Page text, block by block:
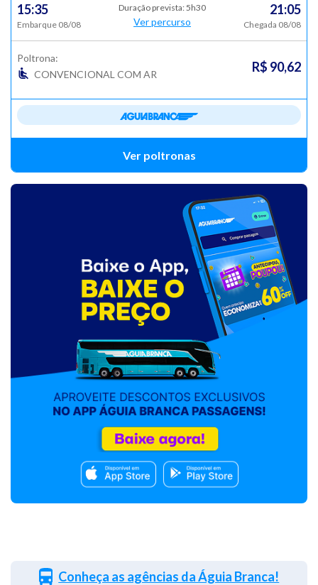
15:35
Embarque 08/08
Duração prevista: 5h30
Ver percurso
21:05
Chegada 08/08
Poltrona:
CONVENCIONAL COM AR
R$ 90,62
Ver poltronas
Conheça as agências da Águia Branca!